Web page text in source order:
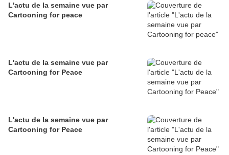
L'actu de la semaine vue par
Cartooning for peace
L'actu de la semaine vue par
Cartooning for Peace
L'actu de la semaine vue par
Cartooning for Peace